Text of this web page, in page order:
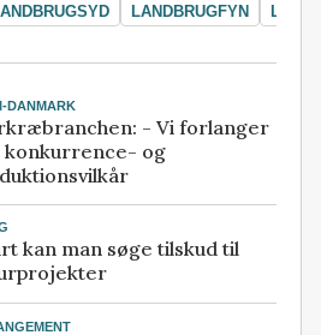
LANDBRUGFYN
DANMARK
- Vi forlanger
konkurrence- og
kan man søge tilskud til